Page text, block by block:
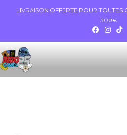
LIVRAISON OFFERTE POUR TOUTES
300€